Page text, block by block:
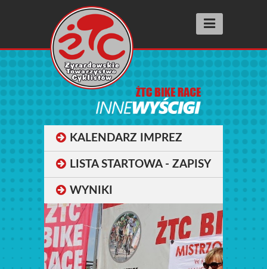
Aktualności
Wyścigi racing
SUPER PRESTIGE
FIT RACE
SZOSOMANNIA
Wyniki
Archiwum 2025
KALENDARZ IMPREZ
LISTA STARTOWA - ZAPISY
WYNIKI